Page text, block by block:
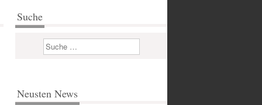
Suche
Suchen
Neusten News